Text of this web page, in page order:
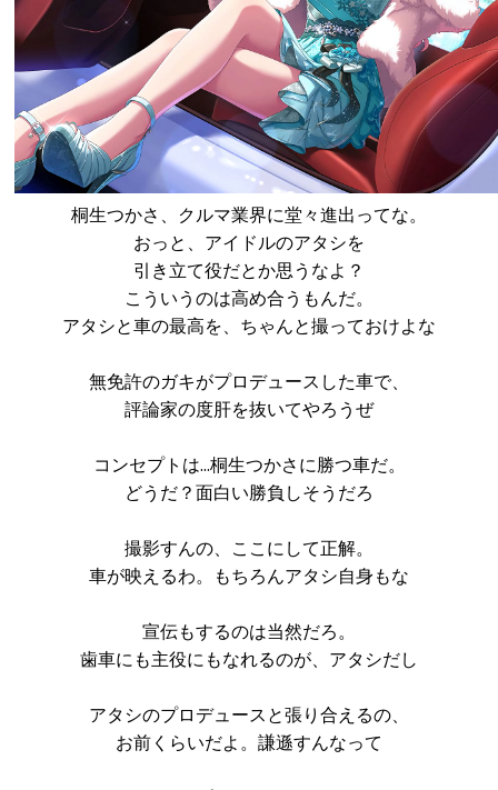
桐生つかさ、クルマ業界に堂々進出ってな。
おっと、アイドルのアタシを
引き立て役だとか思うなよ？
こういうのは高め合うもんだ。
アタシと車の最高を、ちゃんと撮っておけよな
無免許のガキがプロデュースした車で、
評論家の度肝を抜いてやろうぜ
コンセプトは…桐生つかさに勝つ車だ。
どうだ？面白い勝負しそうだろ
撮影すんの、ここにして正解。
車が映えるわ。もちろんアタシ自身もな
宣伝もするのは当然だろ。
歯車にも主役にもなれるのが、アタシだし
アタシのプロデュースと張り合えるの、
お前くらいだよ。謙遜すんなって